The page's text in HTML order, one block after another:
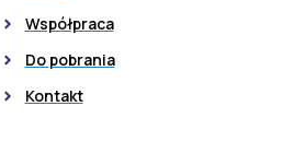
Współpraca
Do pobrania
Kontakt